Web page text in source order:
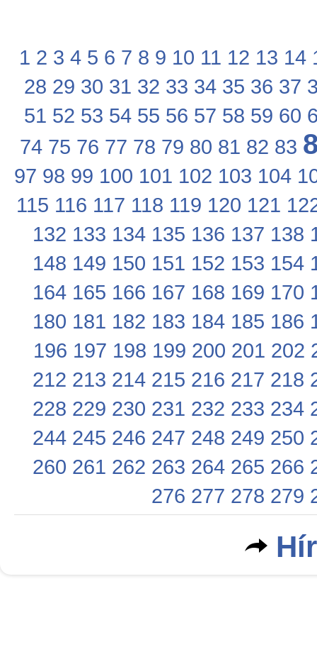
1 2 3 4 5 6 7 8 9 10 11 12 13 14
28 29 30 31 32 33 34 35 36 37
51 52 53 54 55 56 57 58 59 60
74 75 76 77 78 79 80 81 82 83
97 98 99 100 101 102 103 104
115 116 117 118 119 120 121
132 133 134 135 136 137 138
148 149 150 151 152 153 154
164 165 166 167 168 169 170
180 181 182 183 184 185 186
196 197 198 199 200 201 202
212 213 214 215 216 217 218
228 229 230 231 232 233 234
244 245 246 247 248 249 250
260 261 262 263 264 265 266
276 277 278 279